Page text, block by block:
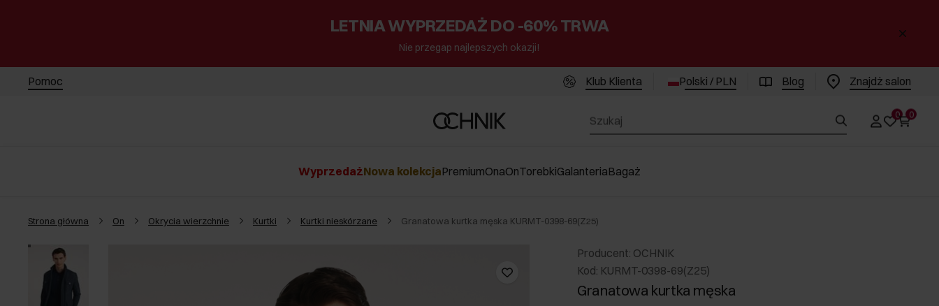
LETNIA WYPRZEDAŻ DO -60% TRWA
Nie przegap najlepszych okazji!
Pomoc Klub Klienta Polski / PLN Blog Znajdż salon
0 0
WyprzedażNowa kolekcjaPremiumOnaOnTorebkiGalanteriaBagaż
Strona główna On Okrycia wierzchnie Kurtki Kurtki nieskórzane Granatowa kurtka męska KURMT-0398-69(Z25)
Producent: OCHNIK
Kod: KURMT-0398-69(Z25)
Granatowa kurtka męska